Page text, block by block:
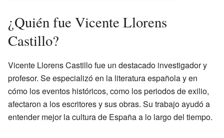
¿Quién fue Vicente Llorens
Castillo?
Vicente Llorens Castillo fue un destacado investigador y
profesor. Se especializó en la literatura española y en
cómo los eventos históricos, como los periodos de exilio,
afectaron a los escritores y sus obras. Su trabajo ayudó a
entender mejor la cultura de España a lo largo del tiempo.